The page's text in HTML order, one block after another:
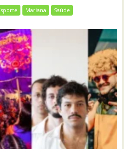
Mariana Saúde